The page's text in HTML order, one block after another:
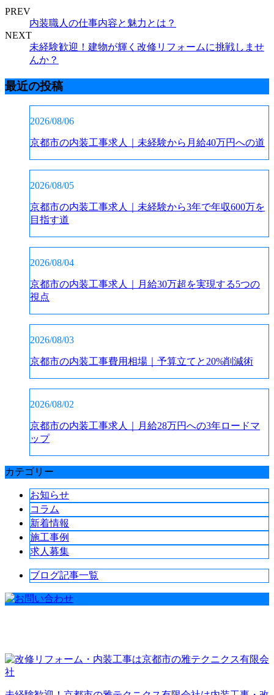
PREV
内装職人の仕事内容と魅力とは？
NEXT
未経験歓迎！建物が輝く改修リフォームに挑戦しませ
んか？
最近の投稿
2026/08/06
京都市の内装工事求人｜未経験から月給40万円への道
2026/08/05
京都市の内装工事求人｜未経験から3年で年収600万を
目指す道
2026/08/04
京都市の内装工事求人｜月給30万超を実現する5つの
視点
2026/08/03
京都市の内装工事費用相場｜予算立てと20%削減術
2026/08/02
京都市の内装工事求人｜月給28万円への3年ロードマ
ップ
カテゴリー
お知らせ
コラム
新着情報
施工事例
求人募集
ブログ記事一覧